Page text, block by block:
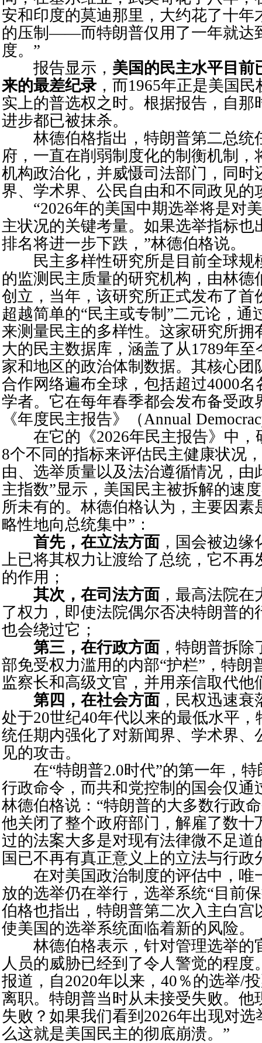
安和印度的莫迪那里，大约花了十年
的压制——而特朗普仅用了一年就达
度。”
报告显示， 美国的民主水平目前
来的最差纪录 ，而1965年正是美国
实上的普选权之时。根据报告，自那
进步都已被抹杀。
林德伯格指出，特朗普第二总统
府，一直在削弱制度化的制衡机制，
机构政治化，并威慑司法部门，同时
界、学术界、公民自由和不同政见的
“2026年的美国中期选举将是对
主状况的关键考量。如果选举指标也
排名将进一步下跌，”林德伯格说。
民主多样性研究所是目前全球规
的监测民主质量的研究机构，由林德
创立，当年，该研究所正式发布了首
超越简单的“民主或专制”二元论，通
来测量民主的多样性。这家研究所拥
大的民主数据库，涵盖了从1789年至
家和地区的政治体制数据。其核心团
合作网络遍布全球，包括超过4000
学者。它在每年春季都会发布备受政
《年度民主报告》（Annual
在它的《2026年民主报告》中，
8个不同的指标来评估民主健康状况
由、选举质量以及法治遵循情况，由
主指数”显示，美国民主被拆解的速
所未有的。林德伯格认为，主要因素
略性地向总统集中”：
首先，在立法方面 ，国会被边
上已将其权力让渡给了总统，它不再
的作用；
其次，在司法方面 ，最高法院
了权力，即使法院偶尔否决特朗普的
也会绕过它；
第三，在行政方面 ，特朗普拆
部免受权力滥用的内部“护栏”，特朗
监察长和高级文官，并用亲信取代他
第四，在社会方面 ，民权迅速
处于20世纪40年代以来的最低水平
统任期内强化了对新闻界、学术界、
见的攻击。
在“特朗普2.0时代”的第一年，特
行政命令，而共和党控制的国会仅通
林德伯格说：“特朗普的大多数行政
他关闭了整个政府部门，解雇了数十
过的法案大多是对现有法律微不足道
国已不再有真正意义上的立法与行政
在对美国政治制度的评估中，唯
放的选举仍在举行，选举系统“目前
伯格也指出，特朗普第二次入主白宫
使美国的选举系统面临着新的风险。
林德伯格表示，针对管理选举的
人员的威胁已经到了令人警觉的程度
报道，自2020年以来，40％的选举/
离职。特朗普当时从未接受失败。他
失败？如果我们看到2026年出现对
么这就是美国民主的彻底崩溃。”